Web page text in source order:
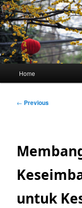
Skip
to
primary
content
Home
Post
← Previous
untuk